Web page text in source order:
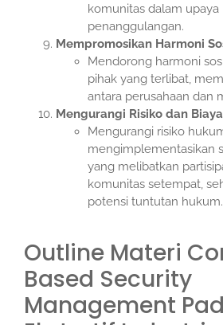
komunitas dalam
penanggulangan.
Mempromosikan Harmoni
Mendorong harmoni
pihak yang terlibat,
antara perusahaan dan
Mengurangi Risiko dan
Mengurangi risiko
mengimplementasikan
yang melibatkan
komunitas setempat,
potensi tuntutan hukum.
Outline Materi
Based Security
Management